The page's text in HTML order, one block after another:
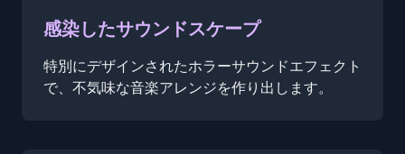
感染したサウンドスケープ
特別にデザインされたホラーサウンドエフェクト
で、不気味な音楽アレンジを作り出します。